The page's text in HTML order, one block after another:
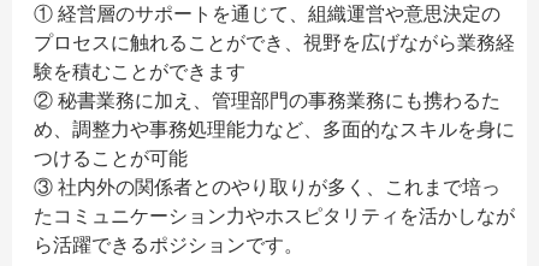
① 経営層のサポートを通じて、組織運営や意思決定の
プロセスに触れることができ、視野を広げながら業務経
験を積むことができます
② 秘書業務に加え、管理部門の事務業務にも携わるた
め、調整力や事務処理能力など、多面的なスキルを身に
つけることが可能
③ 社内外の関係者とのやり取りが多く、これまで培っ
たコミュニケーション力やホスピタリティを活かしなが
ら活躍できるポジションです。